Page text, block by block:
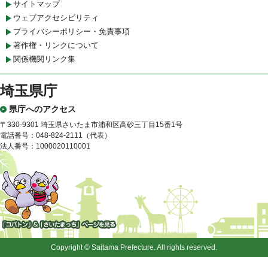
サイトマップ
ウェブアクセシビリティ
プライバシーポリシー・免責事項
著作権・リンクについて
関係機関リンク集
埼玉県庁
県庁へのアクセス
〒330-9301 埼玉県さいたま市浦和区高砂三丁目15番1号
電話番号：048-824-2111（代表）
法人番号：1000020110001
「コバトン」&「さいたまっ
Copyright © Saitama Prefecture. All rights reserved.